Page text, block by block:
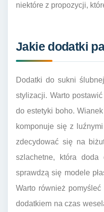
niektóre z propozycji,
Jakie dodatki
Dodatki do sukni
stylizacji. Warto
do estetyki boho.
komponuje się z
zdecydować się na
szlachetne, która doda
sprawdzą się modele
Warto również
dodatkiem na czas